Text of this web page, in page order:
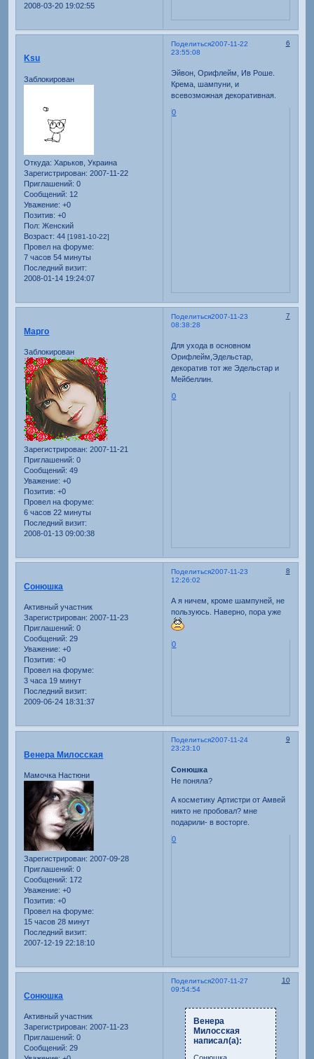
2008-03-20 19:02:55
Поделиться 6
2007-11-22
23:55:08
Ksu
Заблокирован
Откуда: Харьков, Украина
Зарегистрирован: 2007-11-22
Приглашений: 0
Сообщений: 12
Уважение: +0
Позитив: +0
Пол: Женский
Возраст: 44[1981-10-22]
Провел на форуме:
7 часов 54 минуты
Последний визит:
2008-01-14 19:24:07
Эйвон, Орифлейм, Ив Роше.
Крема, шампуни, и
всевозможная декоративная.
0
Поделиться 7
2007-11-23
08:38:28
Марго
Заблокирован
Зарегистрирован: 2007-11-21
Приглашений: 0
Сообщений: 49
Уважение: +0
Позитив: +0
Провел на форуме:
6 часов 22 минуты
Последний визит:
2008-01-13 09:00:38
Для ухода в основном
Орифлейм,Эдельстар,
декоратив тот же Эдельстар и
Мейбеллин.
0
Поделиться 8
2007-11-23
12:26:02
Сонюшка
Активный участник
Зарегистрирован: 2007-11-23
Приглашений: 0
Сообщений: 29
Уважение: +0
Позитив: +0
Провел на форуме:
3 часа 19 минут
Последний визит:
2009-06-24 18:31:37
А я ничем, кроме шампуней, не
пользуюсь. Наверно, пора уже
0
Поделиться 9
2007-11-24
23:23:10
Венера Милосская
Мамочка Настюни
Зарегистрирован: 2007-09-28
Приглашений: 0
Сообщений: 172
Уважение: +0
Позитив: +0
Провел на форуме:
15 часов 28 минут
Последний визит:
2007-12-19 22:18:10
Сонюшка
Не поняла?
А косметику Артистри от Амвей
никто не пробовал? мне
подарили- в восторге.
0
Поделиться 10
2007-11-27
09:54:54
Сонюшка
Активный участник
Зарегистрирован: 2007-11-23
Приглашений: 0
Сообщений: 29
Венера
Милосская
написал(а):
Сонюшка